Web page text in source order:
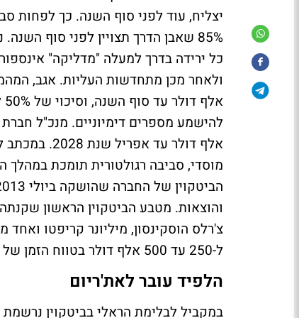
85% שאבן הדרך תצויין לפני סוף
כל ירידה בדרך למעלה "מדליקה"
אלף דולר
מוסדי, סביבה רגולטורית תומכת
צ'רלס הוסקינסון, מיליונר קריפטו
ל-250 עד 500 אלף דולר בטווח הזמן של 12 עד 24 החודשים הבאים.
הלפיד עובר לאת'ריום
במקביל לבלימת הראלי בביטקוין